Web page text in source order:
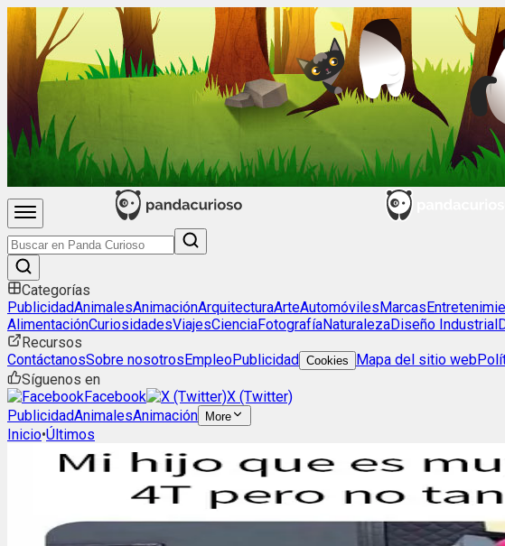
Categorías
PublicidadAnimalesAnimaciónArquitecturaArteAutomóvilesMarcas
AlimentaciónCuriosidadesViajesCienciaFotografíaNaturalezaDiseño Industrial
Recursos
ContáctanosSobre nosotrosEmpleoPublicidad Cookies Mapa del sitio web
Síguenos en
Facebook
X (Twitter)
PublicidadAnimalesAnimación More
Inicio•Últimos